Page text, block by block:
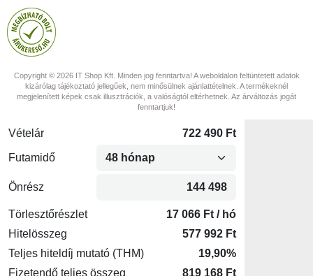
Copyright © 2026 IT Shop Kft. Minden jog fenntartva! A weboldalon feltüntetett adatok
kizárólag tájékoztató jellegűek, nem minősülnek ajánlattételnek. A termékeknél
megjelenített képek csak illusztrációk, a valóságtól eltérhetnek. Az árváltozás jogát
fenntartjuk!